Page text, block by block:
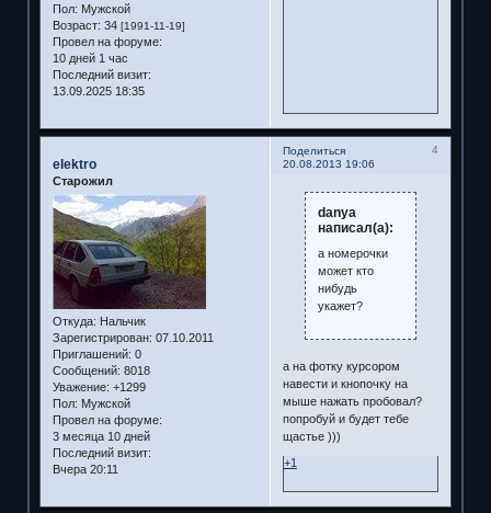
Пол: Мужской
Возраст: 34 [1991-11-19]
Провел на форуме:
10 дней 1 час
Последний визит:
13.09.2025 18:35
Поделиться
4
20.08.2013 19:06
elektro
Старожил
Откуда: Нальчик
Зарегистрирован: 07.10.2011
Приглашений: 0
Сообщений: 8018
Уважение: +1299
Пол: Мужской
Провел на форуме:
3 месяца 10 дней
Последний визит:
Вчера 20:11
danya
написал(а):
а номерочки
может кто
нибудь
укажет?
а на фотку курсором
навести и кнопочку на
мыше нажать пробовал?
попробуй и будет тебе
щастье )))
+1